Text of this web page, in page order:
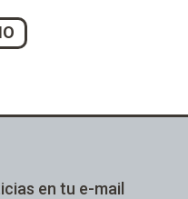
en tu e-mail